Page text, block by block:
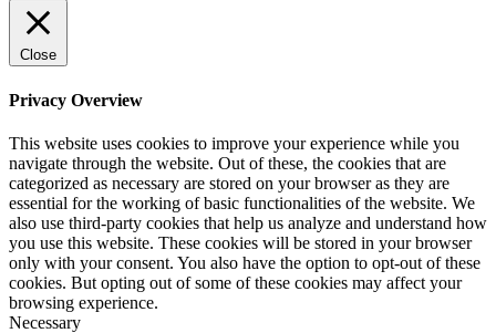
Close
Privacy Overview
This website uses cookies to improve your experience while you
navigate through the website. Out of these, the cookies that are
categorized as necessary are stored on your browser as they are
essential for the working of basic functionalities of the website. We
also use third-party cookies that help us analyze and understand how
you use this website. These cookies will be stored in your browser
only with your consent. You also have the option to opt-out of these
cookies. But opting out of some of these cookies may affect your
browsing experience.
Necessary